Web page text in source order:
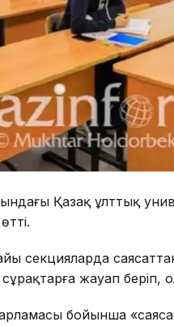
Қазақ ұлттық
секцияларда
жауап
бойынша